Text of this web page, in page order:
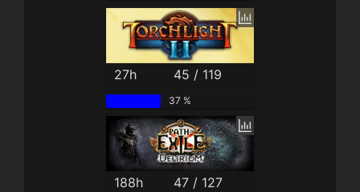
27h 45 / 119
37 %
188h 47 / 127